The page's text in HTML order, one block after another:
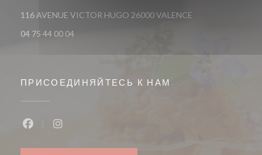
116 AVENUE VICTOR HUGO 26000 VALENCE
04 75 44 00 04
ПРИСОЕДИНЯЙТЕСЬ К НАМ